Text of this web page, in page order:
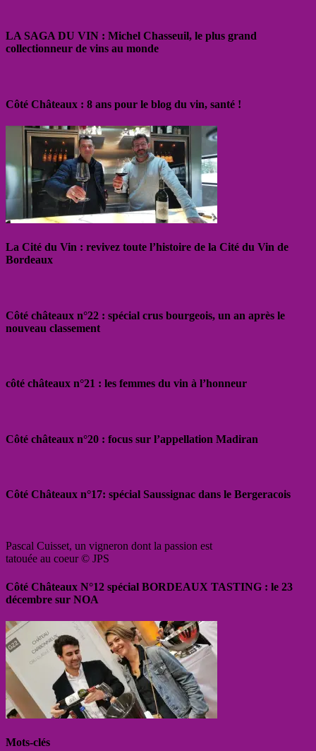
LA SAGA DU VIN : Michel Chasseuil, le plus grand
collectionneur de vins au monde
Côté Châteaux : 8 ans pour le blog du vin, santé !
La Cité du Vin : revivez toute l’histoire de la Cité du Vin de
Bordeaux
Côté châteaux n°22 : spécial crus bourgeois, un an après le
nouveau classement
côté châteaux n°21 : les femmes du vin à l’honneur
Côté châteaux n°20 : focus sur l’appellation Madiran
Côté Châteaux n°17: spécial Saussignac dans le Bergeracois
Pascal Cuisset, un vigneron dont la passion est
tatouée au coeur © JPS
Côté Châteaux N°12 spécial BORDEAUX TASTING : le 23
décembre sur NOA
Mots-clés